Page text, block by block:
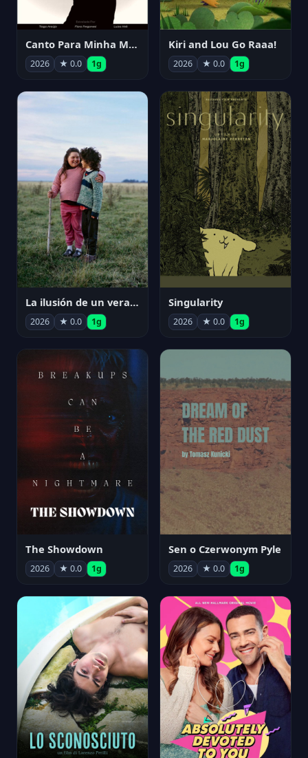
Canto Para Minha Morte
2026 ★ 0.0 1g
Kiri and Lou Go Raaa!
2026 ★ 0.0 1g
La ilusión de un verano sin fin
2026 ★ 0.0 1g
Singularity
2026 ★ 0.0 1g
The Showdown
2026 ★ 0.0 1g
Sen o Czerwonym Pyle
2026 ★ 0.0 1g